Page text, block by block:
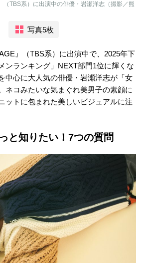
（TBS系）に出演中の俳優・岩瀬洋志（撮影／熊
写真5枚
』（TBS系）に出演中で、2025年下
ンランキング」NEXT部門1位に輝くな
中心に大人気の俳優・岩瀬洋志が「女
ネコみたいな気まぐれ美男子の素顔に
トに包まれた美しいビジュアルに注
と知りたい！7つの質問